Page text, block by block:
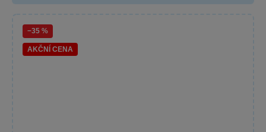
−35 %
AKČNÍ CENA